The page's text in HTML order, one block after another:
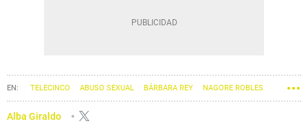
TELECINCO ABUSO SEXUAL BÁRBARA REY NAGORE ROBLES
Alba Giraldo